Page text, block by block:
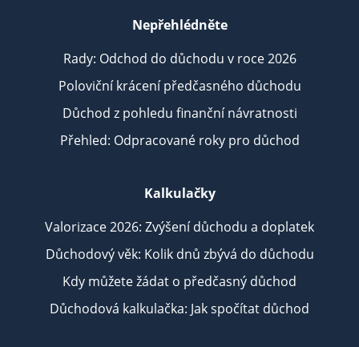
Nepřehlédněte
Rady: Odchod do důchodu v roce 2026
Poloviční krácení předčasného důchodu
Důchod z pohledu finanční návratnosti
Přehled: Odpracované roky pro důchod
Kalkulačky
Valorizace 2026: Zvýšení důchodu a doplatek
Důchodový věk: Kolik dnů zbývá do důchodu
Kdy můžete žádat o předčasný důchod
Důchodová kalkulačka: Jak spočítat důchod